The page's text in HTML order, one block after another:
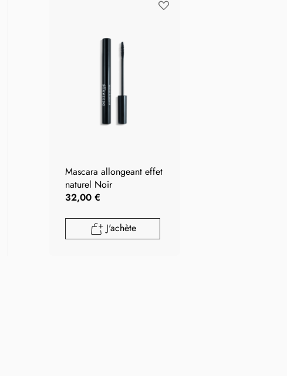
Mascara allongeant effet
naturel Noir
32,00 €
J'achète